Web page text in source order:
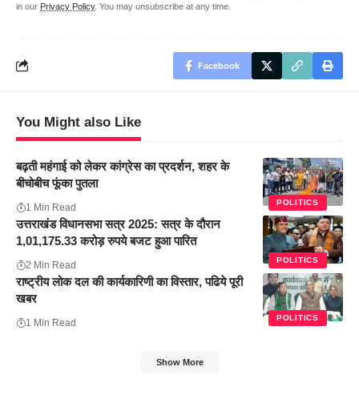
in our Privacy Policy. You may unsubscribe at any time.
Facebook
You Might also Like
POLITICS
बढ़ती महंगाई को लेकर कांग्रेस का प्रदर्शन, शहर के
बीचोबीच फूंका पुतला
1 Min Read
POLITICS
उत्तराखंड विधानसभा सत्र 2025: सत्र के दौरान
1,01,175.33 करोड़ रुपये बजट हुआ पारित
2 Min Read
POLITICS
राष्ट्रीय लोक दल की कार्यकारिणी का विस्तार, पढिये पूरी
खबर
1 Min Read
Show More